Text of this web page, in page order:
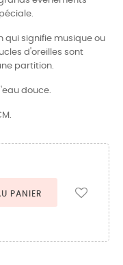
qui signifie musique ou
d'oreilles sont
partition.
douce.
PANIER